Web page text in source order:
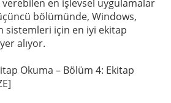
verebilen en işlevsel uygulamalar
bölümünde, Windows,
sistemleri için en iyi ekitap
alıyor.
Okuma – Bölüm 4: Ekitap